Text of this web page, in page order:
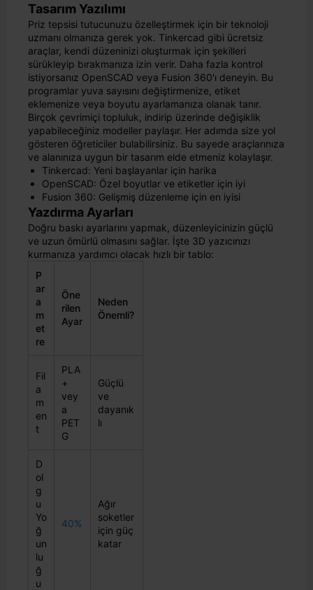
Tasarım Yazılımı
Priz tepsisi tutucunuzu özelleştirmek için bir teknoloji
uzmanı olmanıza gerek yok. Tinkercad gibi ücretsiz
araçlar, kendi düzeninizi oluşturmak için şekilleri
sürükleyip bırakmanıza izin verir. Daha fazla kontrol
istiyorsanız OpenSCAD veya Fusion 360'ı deneyin. Bu
programlar yuva sayısını değiştirmenize, etiket
eklemenize veya boyutu ayarlamanıza olanak tanır.
Birçok çevrimiçi topluluk, indirip üzerinde değişiklik
yapabileceğiniz modeller paylaşır. Her adımda size yol
gösteren öğreticiler bulabilirsiniz. Bu sayede araçlarınıza
ve alanınıza uygun bir tasarım elde etmeniz kolaylaşır.
Tinkercad: Yeni başlayanlar için harika
OpenSCAD: Özel boyutlar ve etiketler için iyi
Fusion 360: Gelişmiş düzenleme için en iyisi
Yazdırma Ayarları
Doğru baskı ayarlarını yapmak, düzenleyicinizin güçlü
ve uzun ömürlü olmasını sağlar. İşte 3D yazıcınızı
kurmanıza yardımcı olacak hızlı bir tablo:
P
ar
a
m
et
re
Öne
rilen
Ayar
Neden
Önemli?
Fil
a
m
en
t
PLA
+
vey
a
PET
G
Güçlü
ve
dayanık
lı
D
ol
g
u
Yo
ğ
un
lu
ğ
u
40%
Ağır
soketler
için güç
katar